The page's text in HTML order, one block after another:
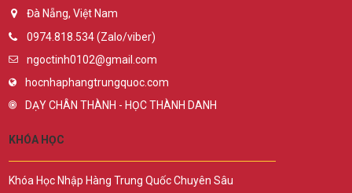
Đà Nẵng, Việt Nam
0974.818.534 (Zalo/viber)
ngoctinh0102@gmail.com
hocnhaphangtrungquoc.com
DẠY CHÂN THÀNH - HỌC THÀNH DANH
KHÓA HỌC
Khóa Học Nhập Hàng Trung Quốc Chuyên Sâu